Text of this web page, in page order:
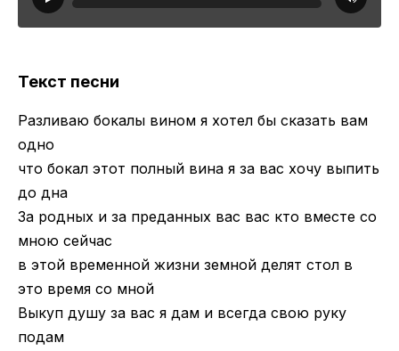
Текст песни
Разливаю бокалы вином я хотел бы сказать вам
одно
что бокал этот полный вина я за вас хочу выпить
до дна
За родных и за преданных вас вас кто вместе со
мною сейчас
в этой временной жизни земной делят стол в
это время со мной
Выкуп душу за вас я дам и всегда свою руку
подам